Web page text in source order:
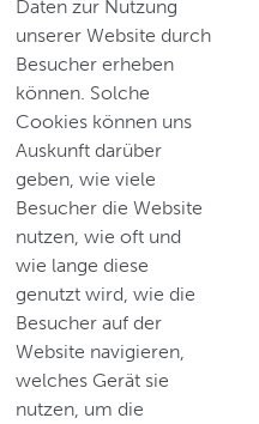
Daten zur Nutzung
unserer Website durch
Besucher erheben
können. Solche
Cookies können uns
Auskunft darüber
geben, wie viele
Besucher die Website
nutzen, wie oft und
wie lange diese
genutzt wird, wie die
Besucher auf der
Website navigieren,
welches Gerät sie
nutzen, um die